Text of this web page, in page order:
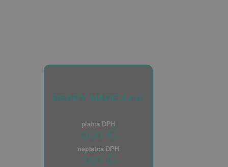
READY MADE s.r.o.
platca DPH
900 €
neplatca DPH
350 €